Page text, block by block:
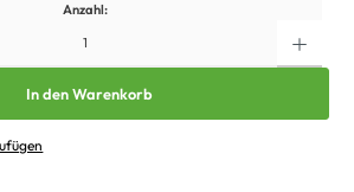
Anzahl:
In den Warenkorb